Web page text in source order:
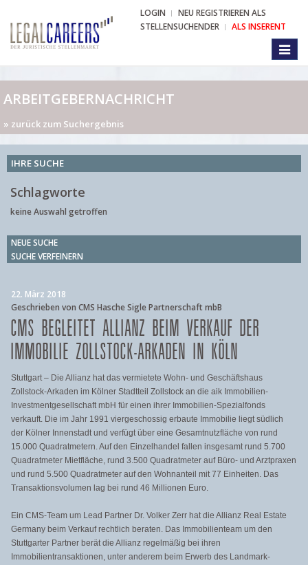
LOGIN
NEU REGISTRIEREN ALS
STELLENSUCHENDER
ALS INSERENT
ARBEITGEBERNACHRICHT
» zurück zum Suchergebnis
IHRE SUCHE
Schlagworte
keine Auswahl getroffen
NEUE SUCHE
SUCHE VERFEINERN
22. März 2018
Geschrieben von CMS Hasche Sigle Partnerschaft mbB
CMS BEGLEITET ALLIANZ BEIM VERKAUF DER
IMMOBILIE ZOLLSTOCK-ARKADEN IN KÖLN
Stuttgart – Die Allianz hat das vermietete Wohn- und Geschäftshaus
Zollstock-Arkaden im Kölner Stadtteil Zollstock an die aik Immobilien-
Investmentgesellschaft mbH für einen ihrer Immobilien-Spezialfonds
verkauft. Die im Jahr 1991 viergeschossig erbaute Immobilie liegt südlich
der Kölner Innenstadt und verfügt über eine Gesamtnutzfläche von rund
15.000 Quadratmetern. Auf den Einzelhandel fallen insgesamt rund 5.700
Quadratmeter Mietfläche, rund 3.500 Quadratmeter auf Büro- und Arztpraxen
und rund 5.500 Quadratmeter auf den Wohnanteil mit 77 Einheiten. Das
Transaktionsvolumen lag bei rund 46 Millionen Euro.
Ein CMS-Team um Lead Partner Dr. Volker Zerr hat die Allianz Real Estate
Germany beim Verkauf rechtlich beraten. Das Immobilienteam um den
Stuttgarter Partner berät die Allianz regelmäßig bei ihren
Immobilientransaktionen, unter anderem beim Erwerb des Landmark-